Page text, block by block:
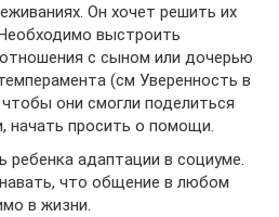
Он хочет решить их
выстроить
с сыном или дочерью
(см Уверенность в
они смогли поделиться
начать просить о помощи.
ребенка адаптации в социуме.
что общение в любом
в жизни.